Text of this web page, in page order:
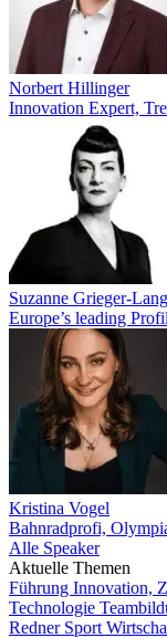
Norbert Hillinger
Innovation Expert,
Suzanne Grieger-
Europe’s leading
Kristina Vogel
Bahnradprofi,
Alle Speaker
Aktuelle Themen
Führung Innovation,
Technologie
Redner Sport